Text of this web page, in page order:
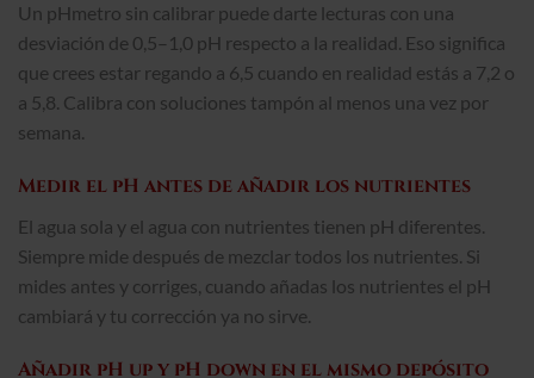
Un pHmetro sin calibrar puede darte lecturas con una
desviación de 0,5–1,0 pH respecto a la realidad. Eso significa
que crees estar regando a 6,5 cuando en realidad estás a 7,2 o
a 5,8. Calibra con soluciones tampón al menos una vez por
semana.
Medir el pH antes de añadir los nutrientes
El agua sola y el agua con nutrientes tienen pH diferentes.
Siempre mide después de mezclar todos los nutrientes. Si
mides antes y corriges, cuando añadas los nutrientes el pH
cambiará y tu corrección ya no sirve.
Añadir pH up y pH down en el mismo depósito